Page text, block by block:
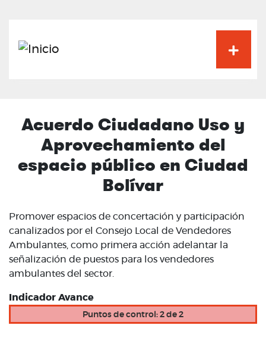
Acuerdo Ciudadano Uso y
Aprovechamiento del
espacio público en Ciudad
Bolívar
Promover espacios de concertación y participación
canalizados por el Consejo Local de Vendedores
Ambulantes, como primera acción adelantar la
señalización de puestos para los vendedores
ambulantes del sector.
Indicador Avance
Puntos de control: 2 de 2